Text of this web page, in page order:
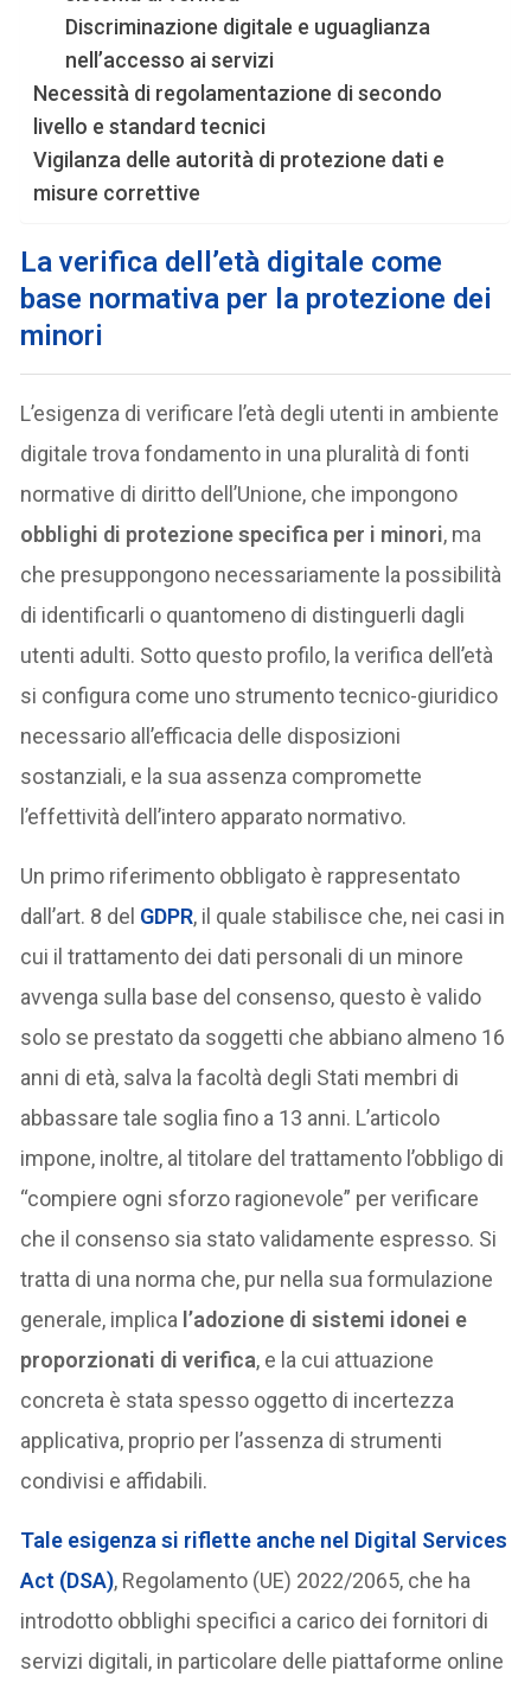
Discriminazione digitale e uguaglianza
nell’accesso ai servizi
Necessità di regolamentazione di secondo
livello e standard tecnici
Vigilanza delle autorità di protezione dati e
misure correttive
La verifica dell’età digitale come
base normativa per la protezione dei
minori
L’esigenza di verificare l’età degli utenti in ambiente
digitale trova fondamento in una pluralità di fonti
normative di diritto dell’Unione, che impongono
obblighi di protezione specifica per i minori, ma
che presuppongono necessariamente la possibilità
di identificarli o quantomeno di distinguerli dagli
utenti adulti. Sotto questo profilo, la verifica dell’età
si configura come uno strumento tecnico-giuridico
necessario all’efficacia delle disposizioni
sostanziali, e la sua assenza compromette
l’effettività dell’intero apparato normativo.
Un primo riferimento obbligato è rappresentato
dall’art. 8 del GDPR, il quale stabilisce che, nei casi in
cui il trattamento dei dati personali di un minore
avvenga sulla base del consenso, questo è valido
solo se prestato da soggetti che abbiano almeno 16
anni di età, salva la facoltà degli Stati membri di
abbassare tale soglia fino a 13 anni. L’articolo
impone, inoltre, al titolare del trattamento l’obbligo di
“compiere ogni sforzo ragionevole” per verificare
che il consenso sia stato validamente espresso. Si
tratta di una norma che, pur nella sua formulazione
generale, implica l’adozione di sistemi idonei e
proporzionati di verifica, e la cui attuazione
concreta è stata spesso oggetto di incertezza
applicativa, proprio per l’assenza di strumenti
condivisi e affidabili.
Tale esigenza si riflette anche nel Digital Services
Act (DSA), Regolamento (UE) 2022/2065, che ha
introdotto obblighi specifici a carico dei fornitori di
servizi digitali, in particolare delle piattaforme online